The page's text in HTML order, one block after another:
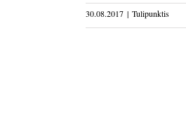
30.08.2017 | Tulipunktis